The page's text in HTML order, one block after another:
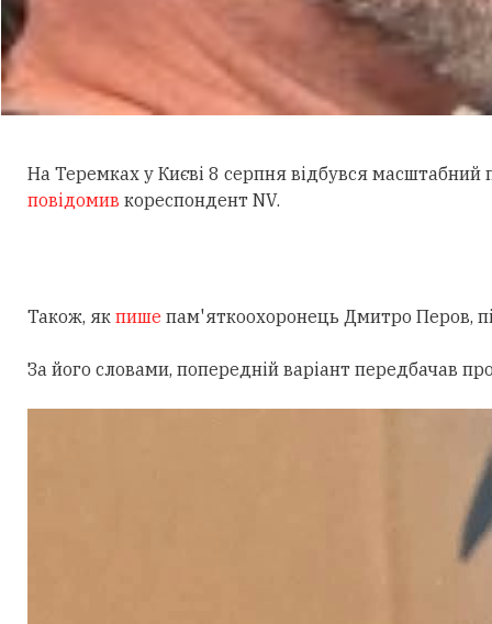
На Теремках у Києві 8 серпня відбувся масштабний
повідомив кореспондент NV.
Також, як пише пам'яткоохоронець Дмитро Перов,
За його словами, попередній варіант передбачав